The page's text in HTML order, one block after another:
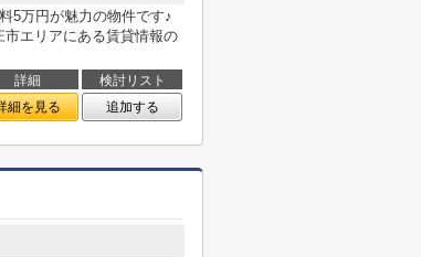
5万円が魅力の物件です♪
エリアにある賃貸情報の
詳細
検討リスト
細を見る 追加する